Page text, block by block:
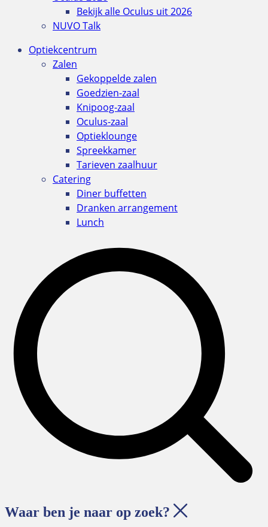
Bekijk alle Oculus uit 2026
NUVO Talk
Optiekcentrum
Zalen
Gekoppelde zalen
Goedzien-zaal
Knipoog-zaal
Oculus-zaal
Optieklounge
Spreekkamer
Tarieven zaalhuur
Catering
Diner buffetten
Dranken arrangement
Lunch
Waar ben je naar op zoek?